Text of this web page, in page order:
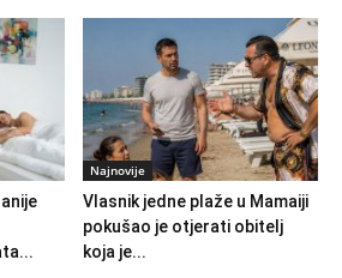
Najnovije
Vlasnik jedne plaže u Mamaiji
pokušao je otjerati obitelj
koja je...